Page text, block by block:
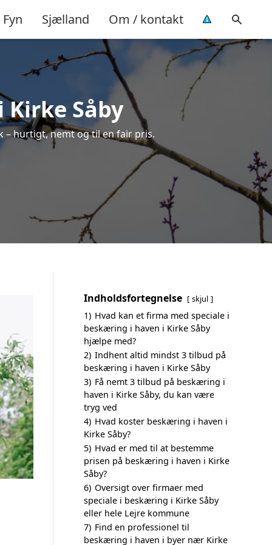
Fyn Sjælland Om / kontakt
Såby
– hurtigt, nemt og til en fair pris.
Indholdsfortegnelse skjul
1) Hvad kan et firma med speciale i
beskæring i haven i Kirke Såby
hjælpe med?
2) Indhent altid mindst 3 tilbud på
beskæring i haven i Kirke Såby
3) Få nemt 3 tilbud på beskæring i
haven i Kirke Såby, du kan være
tryg ved
4) Hvad koster beskæring i haven i
Kirke Såby?
5) Hvad er med til at bestemme
prisen på beskæring i haven i Kirke
Såby?
6) Oversigt over firmaer med
speciale i beskæring i Kirke Såby
eller hele Lejre kommune
7) Find en professionel til
beskæring i haven i byer nær Kirke